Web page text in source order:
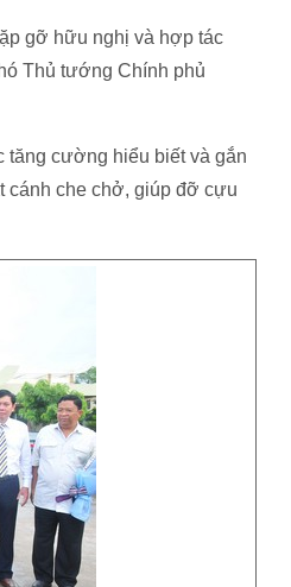
gỡ hữu nghị và hợp tác
Thủ tướng Chính phủ
tăng cường hiểu biết và gắn
cánh che chở, giúp đỡ cựu